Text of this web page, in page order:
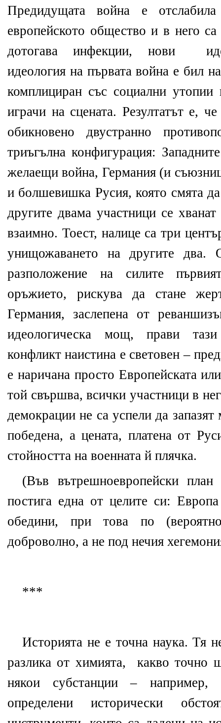
Предидущата война е
европейското общество и в него
дотогава инфекции, нови
идеология на първата война е бил
комплициран със социални
играчи на сцената. Резултатът е,
обикновено двустранно
триъгълна конфигурация:
желаещи война, Германия (и
и болшевишка Русия, която смята да
другите двама участници се
взаимно. Тоест, налице са три
унищожаването на другите два.
разположение на силите
оръжието, рискува да стане
Германия, заслепена от
идеологическа мощ, прави
конфликт наистина е световен –
е наричана просто Европейската
той свършва, всички участници в
демокрации не са успели да
победена, а цената, платена от
стойността на военната й плячка.
(Във вътрешноевропейски
постига една от целите си:
обедини, при това по
доброволно, а не под нечия
***
Историята не е точна наука. Тя
разлика от химията, какво точно
някои субстанции – например,
определени исторически